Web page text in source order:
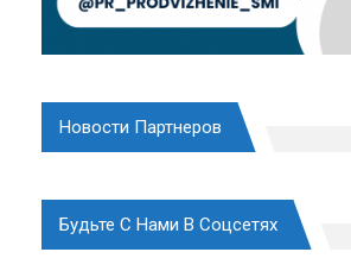
Новости Партнеров
Будьте С Нами В Соцсетях